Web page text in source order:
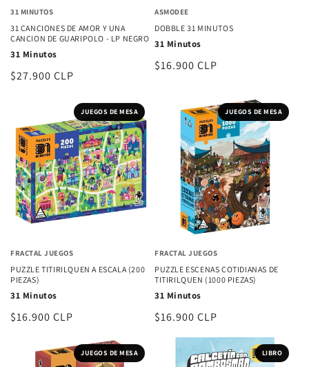
31 MINUTOS
31 CANCIONES DE AMOR Y UNA
CANCION DE GUARIPOLO - LP NEGRO
31 Minutos
Precio
$27.900 CLP
ASMODEE
DOBBLE 31 MINUTOS
31 Minutos
Precio
$16.900 CLP
JUEGOS DE MESA
FRACTAL JUEGOS
PUZZLE TITIRILQUEN A ESCALA (200
PIEZAS)
31 Minutos
Precio
$16.900 CLP
JUEGOS DE MESA
FRACTAL JUEGOS
PUZZLE ESCENAS COTIDIANAS DE
TITIRILQUEN (1000 PIEZAS)
31 Minutos
Precio
$16.900 CLP
JUEGOS DE MESA LIBRO